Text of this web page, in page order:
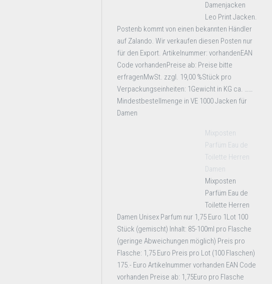
Damenjacken
Leo Print Jacken.
Postenb kommt von einen bekannten Händler
auf Zalando. Wir verkaufen diesen Posten nur
für den Export. Artikelnummer: vorhandenEAN
Code vorhandenPreise ab: Preise bitte
erfragenMwSt. zzgl. 19,00 %Stück pro
Verpackungseinheiten: 1Gewicht in KG ca. ……
Mindestbestellmenge in VE 1000 Jacken für
Damen
Mixposten
Parfüm Eau de
Toilette Herren
Damen
Mixposten
Parfüm Eau de
Toilette Herren
Damen Unisex Parfum nur 1,75 Euro 1Lot 100
Stück (gemischt) Inhalt: 85-100ml pro Flasche
(geringe Abweichungen möglich) Preis pro
Flasche: 1,75 Euro Preis pro Lot (100 Flaschen)
175.- Euro Artikelnummer vorhanden EAN Code
vorhanden Preise ab: 1,75Euro pro Flasche